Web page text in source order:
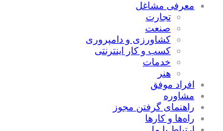
معرفی مشاغل
تجارت
صنعت
كشاورزی و دامپروری
كسب و كار اينترنتی
خدمات
هنر
افراد موفق
مشاوره
راهنمای گرفتن مجوز
راه‌ها و كارها